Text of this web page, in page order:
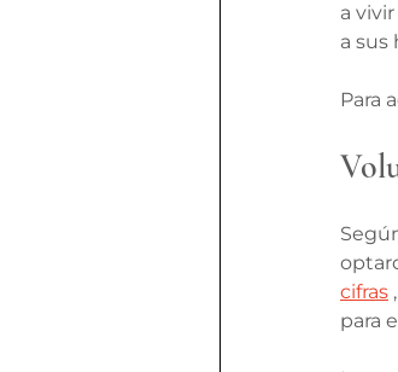
a
a sus
Para
cifras
para